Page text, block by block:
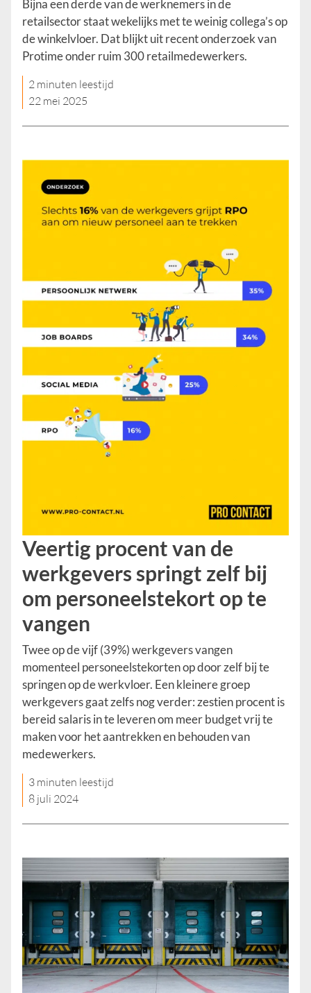
Bijna een derde van de werknemers in de
retailsector staat wekelijks met te weinig collega’s op
de winkelvloer. Dat blijkt uit recent onderzoek van
Protime onder ruim 300 retailmedewerkers.
2 minuten leestijd
22 mei 2025
Veertig procent van de
werkgevers springt zelf bij
om personeelstekort op te
vangen
Twee op de vijf (39%) werkgevers vangen
momenteel personeelstekorten op door zelf bij te
springen op de werkvloer. Een kleinere groep
werkgevers gaat zelfs nog verder: zestien procent is
bereid salaris in te leveren om meer budget vrij te
maken voor het aantrekken en behouden van
medewerkers.
3 minuten leestijd
8 juli 2024